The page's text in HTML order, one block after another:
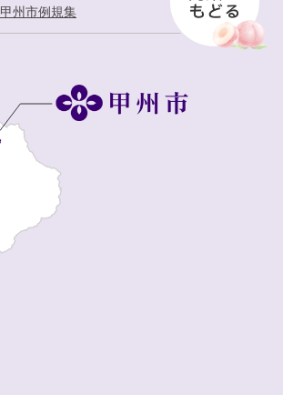
甲州市例規集